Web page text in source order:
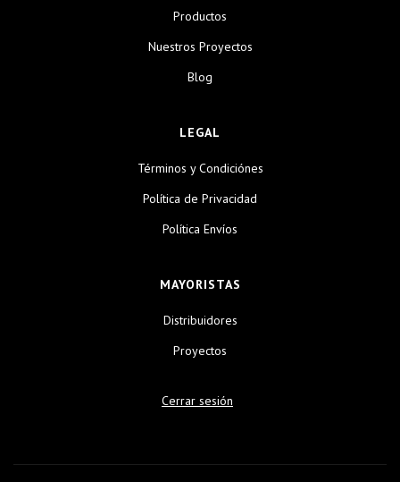
Productos
Nuestros Proyectos
Blog
LEGAL
Términos y Condiciónes
Política de Privacidad
Política Envíos
MAYORISTAS
Distribuidores
Proyectos
Cerrar sesión